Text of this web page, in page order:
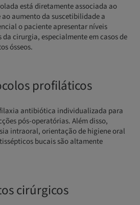
está diretamente associada ao
aumento da suscetibilidade a
o paciente apresentar níveis
cirurgia, especialmente em casos de
ósseos.
profiláticos
antibiótica individualizada para
pós-operatórias. Além disso,
intraoral, orientação de higiene oral
bucais são altamente
cirúrgicos